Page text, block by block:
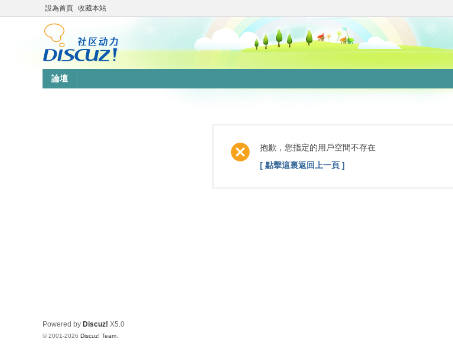
設為首頁 收藏本站
論壇
抱歉，您指定的用戶空間不存在
[ 點擊這裏返回上一頁 ]
Powered by Discuz! X5.0
© 2001-2026 Discuz! Team